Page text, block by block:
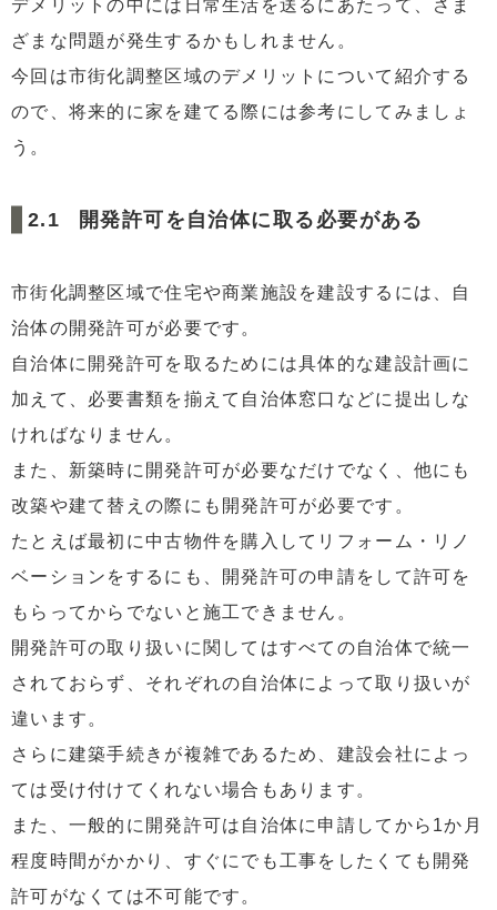
デメリットの中には日常生活を送るにあたって、さま
ざまな問題が発生するかもしれません。
今回は市街化調整区域のデメリットについて紹介する
ので、将来的に家を建てる際には参考にしてみましょ
う。
開発許可を自治体に取る必要がある
市街化調整区域で住宅や商業施設を建設するには、自
治体の開発許可が必要です。
自治体に開発許可を取るためには具体的な建設計画に
加えて、必要書類を揃えて自治体窓口などに提出しな
ければなりません。
また、新築時に開発許可が必要なだけでなく、他にも
改築や建て替えの際にも開発許可が必要です。
たとえば最初に中古物件を購入してリフォーム・リノ
ベーションをするにも、開発許可の申請をして許可を
もらってからでないと施工できません。
開発許可の取り扱いに関してはすべての自治体で統一
されておらず、それぞれの自治体によって取り扱いが
違います。
さらに建築手続きが複雑であるため、建設会社によっ
ては受け付けてくれない場合もあります。
また、一般的に開発許可は自治体に申請してから1か月
程度時間がかかり、すぐにでも工事をしたくても開発
許可がなくては不可能です。